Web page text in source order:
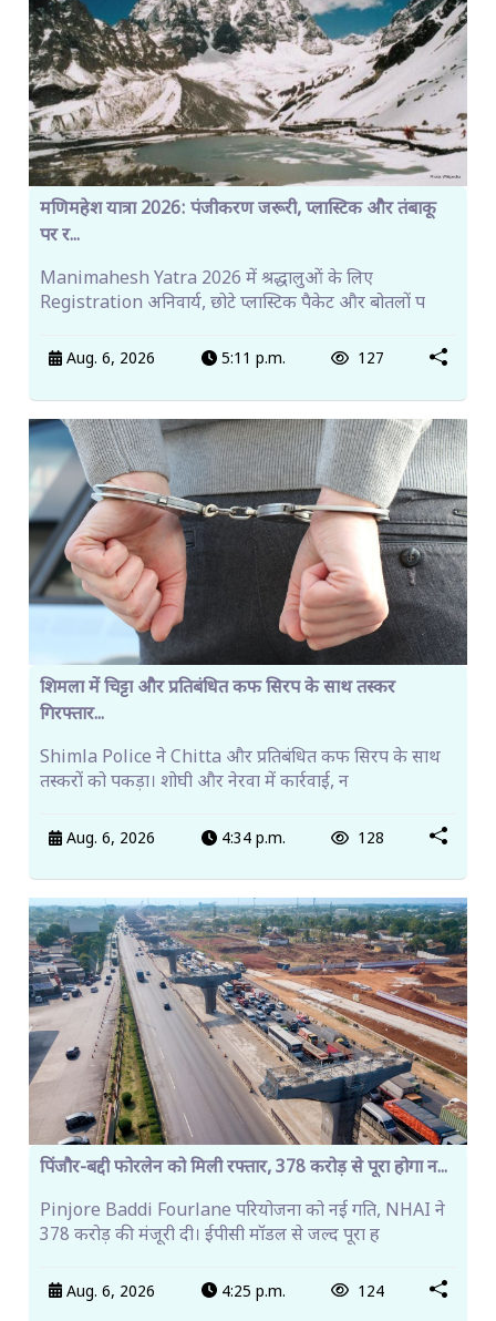
मणिमहेश यात्रा 2026: पंजीकरण जरूरी, प्लास्टिक और तंबाकू
पर र...
Manimahesh Yatra 2026 में श्रद्धालुओं के लिए
Registration अनिवार्य, छोटे प्लास्टिक पैकेट और बोतलों प
Aug. 6, 2026 5:11 p.m. 127
शिमला में चिट्टा और प्रतिबंधित कफ सिरप के साथ तस्कर
गिरफ्तार...
Shimla Police ने Chitta और प्रतिबंधित कफ सिरप के साथ
तस्करों को पकड़ा। शोघी और नेरवा में कार्रवाई, न
Aug. 6, 2026 4:34 p.m. 128
पिंजौर-बद्दी फोरलेन को मिली रफ्तार, 378 करोड़ से पूरा होगा न...
Pinjore Baddi Fourlane परियोजना को नई गति, NHAI ने
378 करोड़ की मंजूरी दी। ईपीसी मॉडल से जल्द पूरा ह
Aug. 6, 2026 4:25 p.m. 124